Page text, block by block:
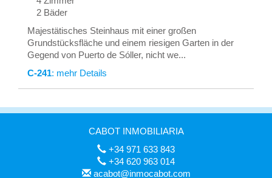
2 Bäder
Majestätisches Steinhaus mit einer großen
Grundstücksfläche und einem riesigen Garten in der
Gegend von Puerto de Sóller, nicht we...
C-241: mehr Details
CABOT INMOBILIARIA
+34 971 633 843
+34 620 963 014
acabot@inmocabot.com